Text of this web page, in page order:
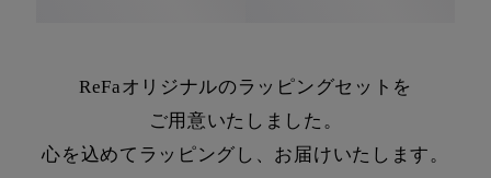
ReFaオリジナルのラッピングセットを
ご用意いたしました。
心を込めてラッピングし、お届けいたします。